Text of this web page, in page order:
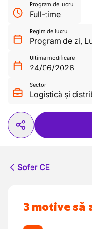
Program de lucru
Full-time
Regim de lucru
Program de zi,
Ultima modificare
24/06/2026
Sector
Logistică și
Sofer CE
3 motive să